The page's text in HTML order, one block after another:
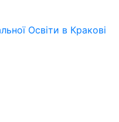
Освіти в Кракові